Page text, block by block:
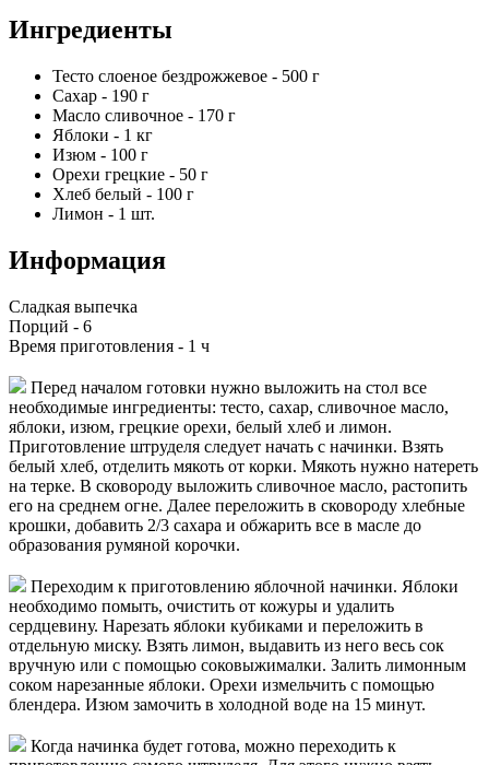
Ингредиенты
Тесто слоеное бездрожжевое - 500 г
Сахар - 190 г
Масло сливочное - 170 г
Яблоки - 1 кг
Изюм - 100 г
Орехи грецкие - 50 г
Хлеб белый - 100 г
Лимон - 1 шт.
Информация
Сладкая выпечка
Порций - 6
Время приготовления - 1 ч
Перед началом готовки нужно выложить на стол все
необходимые ингредиенты: тесто, сахар, сливочное масло,
яблоки, изюм, грецкие орехи, белый хлеб и лимон.
Приготовление штруделя следует начать с начинки. Взять
белый хлеб, отделить мякоть от корки. Мякоть нужно натереть
на терке. В сковороду выложить сливочное масло, растопить
его на среднем огне. Далее переложить в сковороду хлебные
крошки, добавить 2/3 сахара и обжарить все в масле до
образования румяной корочки.
Переходим к приготовлению яблочной начинки. Яблоки
необходимо помыть, очистить от кожуры и удалить
сердцевину. Нарезать яблоки кубиками и переложить в
отдельную миску. Взять лимон, выдавить из него весь сок
вручную или с помощью соковыжималки. Залить лимонным
соком нарезанные яблоки. Орехи измельчить с помощью
блендера. Изюм замочить в холодной воде на 15 минут.
Когда начинка будет готова, можно переходить к